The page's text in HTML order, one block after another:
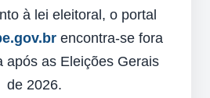
à lei eleitoral, o portal
encontra-se fora
após as Eleições Gerais
de 2026.